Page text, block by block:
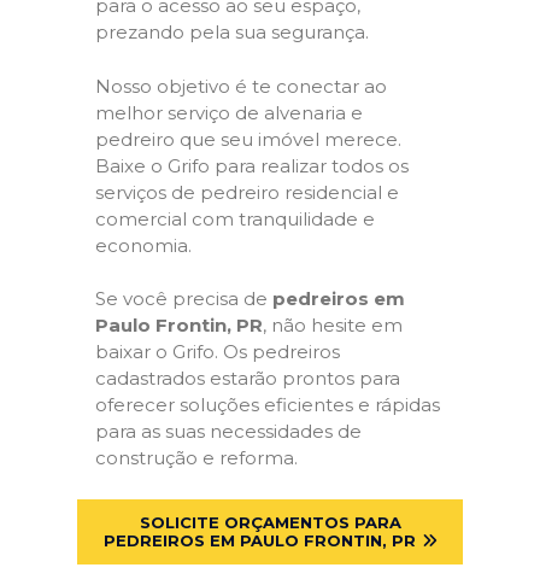
para o acesso ao seu espaço,
prezando pela sua segurança.
Nosso objetivo é te conectar ao
melhor serviço de alvenaria e
pedreiro que seu imóvel merece.
Baixe o Grifo para realizar todos os
serviços de pedreiro residencial e
comercial com tranquilidade e
economia.
Se você precisa de pedreiros em
Paulo Frontin, PR, não hesite em
baixar o Grifo. Os pedreiros
cadastrados estarão prontos para
oferecer soluções eficientes e rápidas
para as suas necessidades de
construção e reforma.
SOLICITE ORÇAMENTOS PARA
PEDREIROS EM PAULO FRONTIN, PR